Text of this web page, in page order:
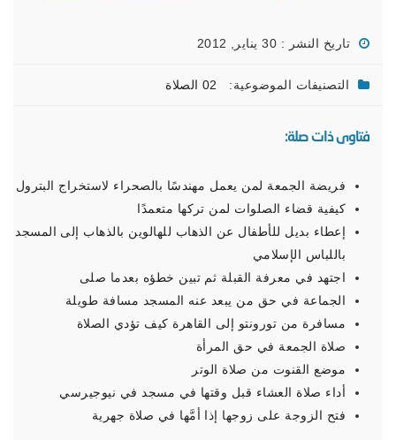
تاريخ النشر : 30 يناير, 2012
التصنيفات الموضوعية: 02 الصلاة
فتاوى ذات صلة:
فريضة الجمعة لمن يعمل مهندسًا بالصحراء لاستخراج البترول
كيفية قضاء الصلوات لمن تركها متعمدًا
إعطاء بديل للأطفال عن الذهاب للهالوين بالذهاب إلى المسجد
باللباس الإسلامي
اجتهد في معرفة القبلة ثم تبين خطؤه بعدما صلى
الجماعة في حق من يبعد عنه المسجد مسافة طويلة
مسافرة من تورونتو إلى القاهرة كيف تؤدي الصلاة
صلاة الجمعة في حق المرأة
موضع القنوت من صلاة الوتر
أداء صلاة العشاء قبل وقتها في مسجد في نيوجيرسي
فتح الزوجة على زوجها إذا أمَّها في صلاة جهرية